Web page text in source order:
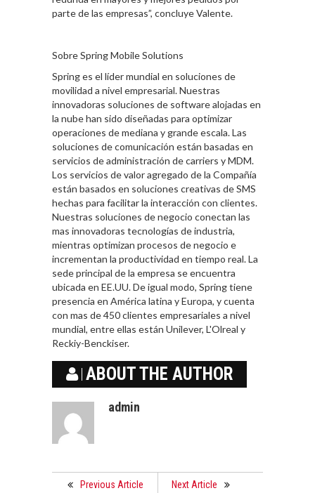
parte de las empresas”, concluye Valente.
Sobre Spring Mobile Solutions
Spring es el líder mundial en soluciones de
movilidad a nivel empresarial. Nuestras
innovadoras soluciones de software alojadas en
la nube han sido diseñadas para optimizar
operaciones de mediana y grande escala. Las
soluciones de comunicación están basadas en
servicios de administración de carriers y MDM.
Los servicios de valor agregado de la Compañía
están basados en soluciones creativas de SMS
hechas para facilitar la interacción con clientes.
Nuestras soluciones de negocio conectan las
mas innovadoras tecnologías de industria,
mientras optimizan procesos de negocio e
incrementan la productividad en tiempo real. La
sede principal de la empresa se encuentra
ubicada en EE.UU. De igual modo, Spring tiene
presencia en América latina y Europa, y cuenta
con mas de 450 clientes empresariales a nivel
mundial, entre ellas están Unilever, L'Olreal y
Reckiy-Benckiser.
ABOUT THE AUTHOR
admin
Previous Article Next Article